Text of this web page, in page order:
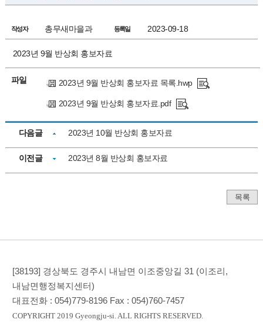
작성자 총무새마을과 등록일 2023-09-18
2023년 9월 반상회 홍보자료
파일 2023년 9월 반상회 홍보자료 목록.hwp
2023년 9월 반상회 홍보자료.pdf
다음글 2023년 10월 반상회 홍보자료
이전글 2023년 8월 반상회 홍보자료
목록
[38193] 경상북도 경주시 내남면 이조중앙길 31 (이조리,
내남면행정복지센터)
대표전화 :054)779-8196 Fax :054)760-7457
COPYRIGHT 2019 Gyeongju-si. ALL RIGHTS RESERVED.